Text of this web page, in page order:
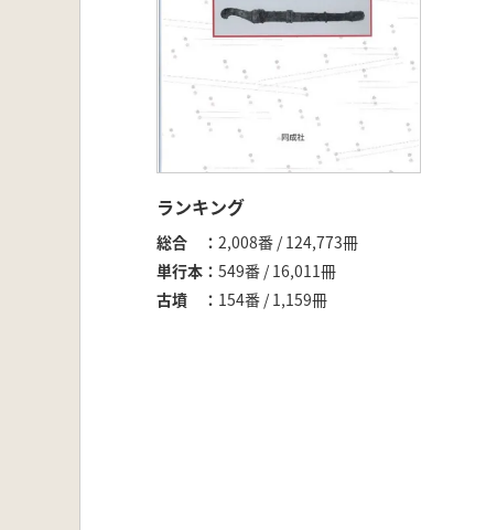
ランキング
総合
2,008番 / 124,773冊
単行本
549番 / 16,011冊
古墳
154番 / 1,159冊